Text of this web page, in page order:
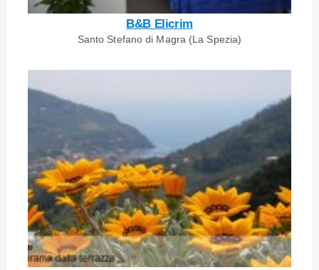
B&B Elicrim
Santo Stefano di Magra (La Spezia)